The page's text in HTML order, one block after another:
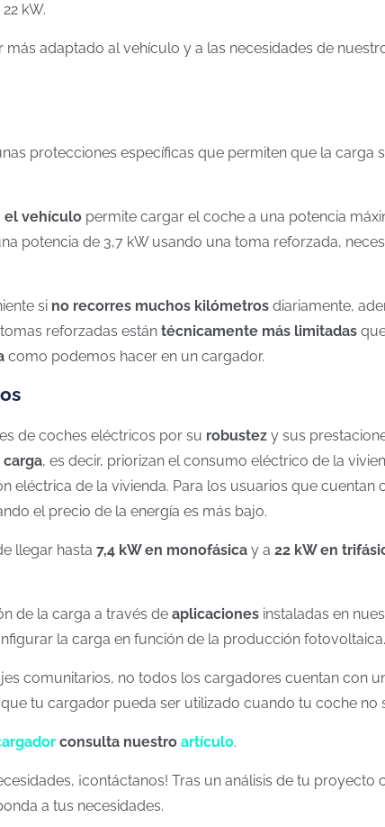
kW.
adaptado al vehículo y a las necesidades de
protecciones específicas que permiten que la carga
el vehículo permite cargar el coche a una potencia
potencia de 3,7 kW usando una toma reforzada,
si no recorres muchos kilómetros diariamente,
reforzadas están técnicamente más limitadas
como podemos hacer en un cargador.
de coches eléctricos por su robustez y sus
, es decir, priorizan el consumo eléctrico de la
eléctrica de la vivienda. Para los usuarios que
el precio de la energía es más bajo.
llegar hasta 7,4 kW en monofásica y a 22 kW en
de la carga a través de aplicaciones instaladas en
la carga en función de la producción fotovoltaica.
comunitarios, no todos los cargadores cuentan con
tu cargador pueda ser utilizado cuando tu coche no
consulta nuestro artículo.
¡contáctanos! Tras un análisis de tu
a tus necesidades.